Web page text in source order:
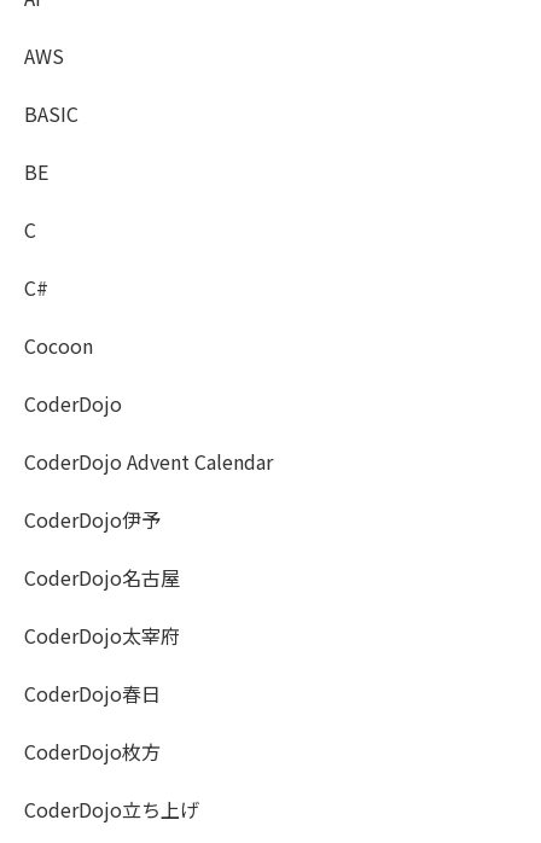
AWS
BASIC
BE
C
C#
Cocoon
CoderDojo
CoderDojo Advent Calendar
CoderDojo伊予
CoderDojo名古屋
CoderDojo太宰府
CoderDojo春日
CoderDojo枚方
CoderDojo立ち上げ